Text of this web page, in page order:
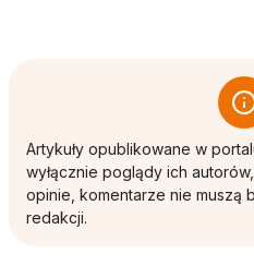
Artykuły opublikowane w
wyłącznie poglądy ich
opinie, komentarze nie muszą
redakcji.